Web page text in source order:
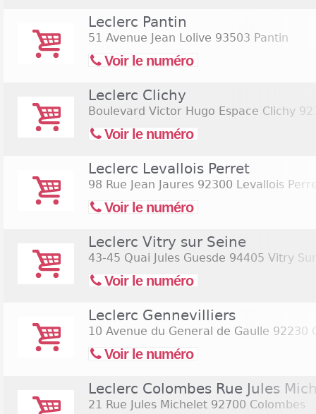
Malgré notre vigilance, il est possible que des
11 novembre 2026 ne soient pas répertoriés ici,
retrouver l'ensemble des supermarchés de
Leclerc Pantin
51 Avenue Jean Lolive 93503 Pantin
Voir le numéro
Leclerc Clichy
Boulevard Victor Hugo Espace Clichy
Voir le numéro
Leclerc Levallois Perret
98 Rue Jean Jaures 92300 Levallois
Voir le numéro
Leclerc Vitry sur Seine
43-45 Quai Jules Guesde 94405 Vitry
Voir le numéro
Leclerc Gennevilliers
10 Avenue du General de Gaulle 92230
Voir le numéro
Leclerc Colombes Rue Jules
21 Rue Jules Michelet 92700 Colombes